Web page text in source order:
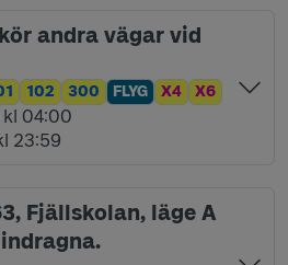
andra vägar vid
Linje
102 Linje
300 Linje
FLYG Linje
X4 Linje
X6
kl 04:00
kl 04:00
kl 23:59
23:59
Fjällskolan, läge A